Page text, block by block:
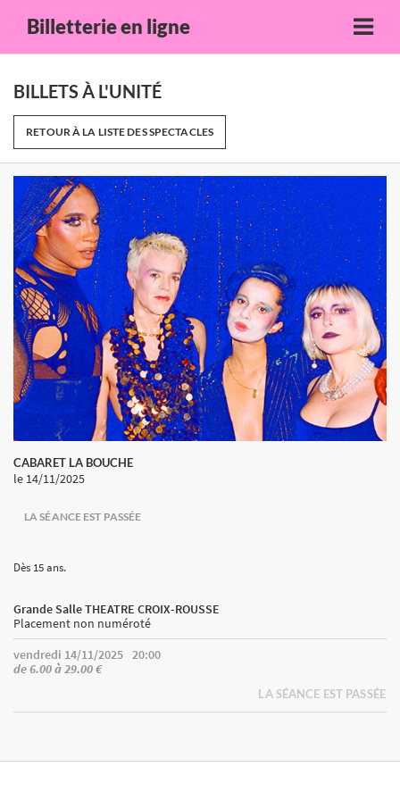
Billetterie en ligne
BILLETS À L'UNITÉ
RETOUR À LA LISTE DES SPECTACLES
CABARET LA BOUCHE
le 14/11/2025
LA SÉANCE EST PASSÉE
Dès 15 ans.
Grande Salle THEATRE CROIX-ROUSSE
Placement non numéroté
vendredi 14/11/2025 20:00
de 6.00 à 29.00 €
LA SÉANCE EST PASSÉE